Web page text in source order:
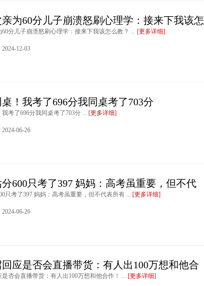
为60分儿子崩溃怒刷心理学：接来下我该怎
60分儿子崩溃怒刷心理学：接来下我该怎么教？ ... [更多详细]
12-03
！我考了696分我同桌考了703分
考了696分我同桌考了703分 ... [更多详细]
06-26
600只考了397 妈妈：高考虽重要，但不代
只考了397 妈妈：高考虽重要，但不代表所有 ... [更多详细]
06-26
回应是否会直播带货：有人出100万想和他合
是否会直播带货：有人出100万想和他合作！ ... [更多详细]